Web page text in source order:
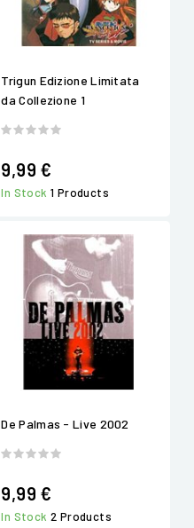
Trigun Edizione Limitata
da Collezione 1
9,99 €
In Stock1 Products
De Palmas - Live 2002
9,99 €
In Stock2 Products